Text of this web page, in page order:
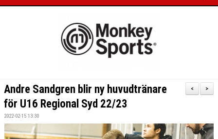
OM OSS
>
<
Andre Sandgren blir ny huvudtränare
för U16 Regional Syd 22/23
2022-02-15 13:30